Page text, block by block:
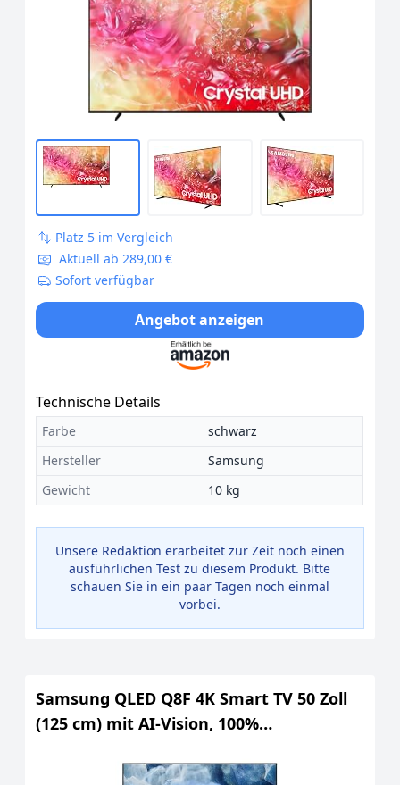
Smart TV [2024]
Platz 5 im Vergleich
Aktuell ab 289,00 €
Sofort verfügbar
Angebot anzeigen
Technische Details
Farbe
schwarz
Hersteller
Samsung
Gewicht
10 kg
Unsere Redaktion erarbeitet zur Zeit noch einen
ausführlichen Test zu diesem Produkt. Bitte
schauen Sie in ein paar Tagen noch einmal
vorbei.
Samsung QLED Q8F 4K Smart TV 50 Zoll
(125 cm) mit AI-Vision, 100%
HDR10+, Q4 AI Prozessor, One UI Tizen,